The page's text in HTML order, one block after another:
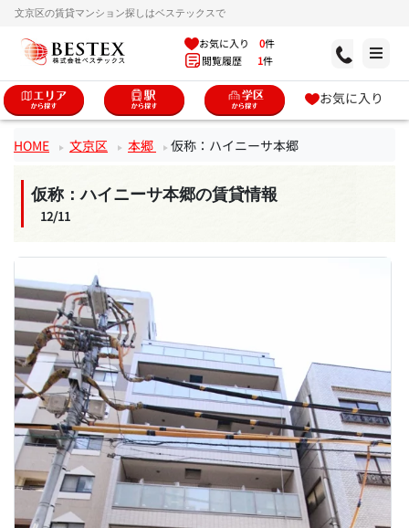
文京区の賃貸マンション探しはベステックスで
お気に入り 0件
閲覧履歴 1件
お気に入り
HOME 文京区 本郷 仮称：ハイニーサ本郷
仮称：ハイニーサ本郷の賃貸情報
12/11